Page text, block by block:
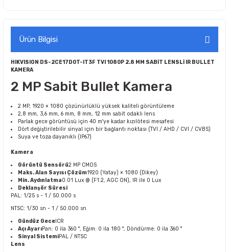
Ürün Bilgisi
HIKVISION DS-2CE17D0T-IT3F TVI 1080P 2.8 MM SABİT LENSLİ IR BULLET
KAMERA
2 MP Sabit Bullet Kamera
2 MP, 1920 × 1080 çözünürlüklü yüksek kaliteli görüntüleme
2,8 mm, 3,6 mm, 6 mm, 8 mm, 12 mm sabit odaklı lens
Parlak gece görüntüsü için 40 m'ye kadar kızılötesi mesafesi
Dört değiştirilebilir sinyal için bir bağlantı noktası (TVI / AHD / CVI / CVBS)
Suya ve toza dayanıklı (IP67)
Kamera
Görüntü Sensörü2 MP CMOS
Maks. Alan Sayısı Çözüm1920 (Yatay) × 1080 (Dikey)
Min. Aydınlatma0.01 Lux @ (F1.2, AGC ON), IR ile 0 Lux
Deklanşör Süresi
PAL: 1/25 s - 1 / 50.000 s
NTSC: 1/30 sn - 1 / 50.000 sn
Gündüz GeceICR
Açı AyarıPan: 0 ila 360 °, Eğim: 0 ila 180 °, Döndürme: 0 ila 360 °
Sinyal SistemiPAL / NTSC
Lens